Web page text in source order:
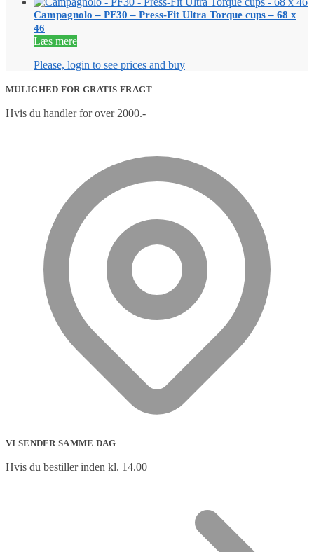
Campagnolo – PF30 – Press-Fit Ultra Torque cups – 68 x
46
Læs mere
Please, login to see prices and buy
MULIGHED FOR GRATIS FRAGT
Hvis du handler for over 2000.-
VI SENDER SAMME DAG
Hvis du bestiller inden kl. 14.00